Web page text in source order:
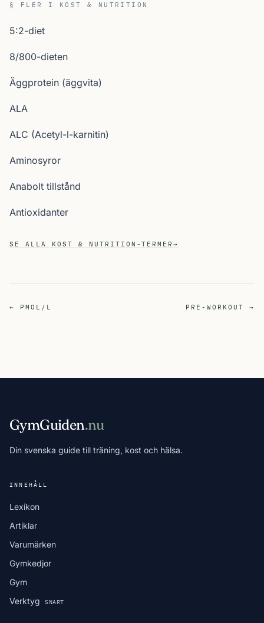
§ FLER I KOST & NUTRITION
5:2-diet
8/800-dieten
Äggprotein (äggvita)
ALA
ALC (Acetyl-l-karnitin)
Aminosyror
Anabolt tillstånd
Antioxidanter
SE ALLA KOST & NUTRITION-TERMER→
← PMOL/L PRE-WORKOUT →
GymGuiden.nu
Din svenska guide till träning, kost och hälsa.
INNEHÅLL
Lexikon
Artiklar
Varumärken
Gymkedjor
Gym
Verktyg
SNART